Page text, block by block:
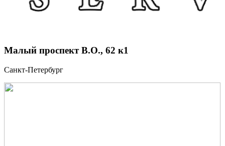
Малый проспект В.О., 62 к1
Санкт-Петербург